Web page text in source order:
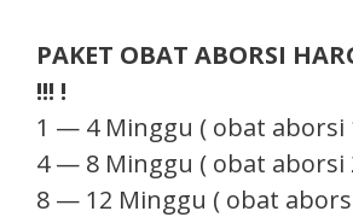
PAKET OBAT ABORSI
!!! !
1 — 4 Minggu ( obat aborsi
4 — 8 Minggu ( obat aborsi
8 — 12 Minggu ( obat